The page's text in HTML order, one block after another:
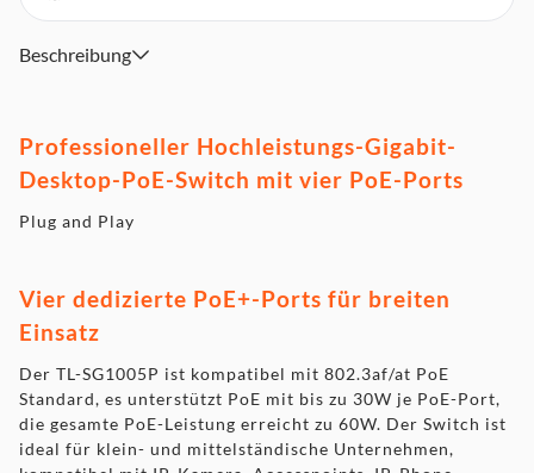
Abmessungen: Breite: 99,8 mm, Tiefe: 97,8 mm, Höhe: 25
mm
Beschreibung
Professioneller Hochleistungs-Gigabit-
Desktop-PoE-Switch mit vier PoE-Ports
Plug and Play
Vier dedizierte PoE+-Ports für breiten
Einsatz
Der TL-SG1005P ist kompatibel mit 802.3af/at PoE
Standard, es unterstützt PoE mit bis zu 30W je PoE-Port,
die gesamte PoE-Leistung erreicht zu 60W. Der Switch ist
ideal für klein- und mittelständische Unternehmen,